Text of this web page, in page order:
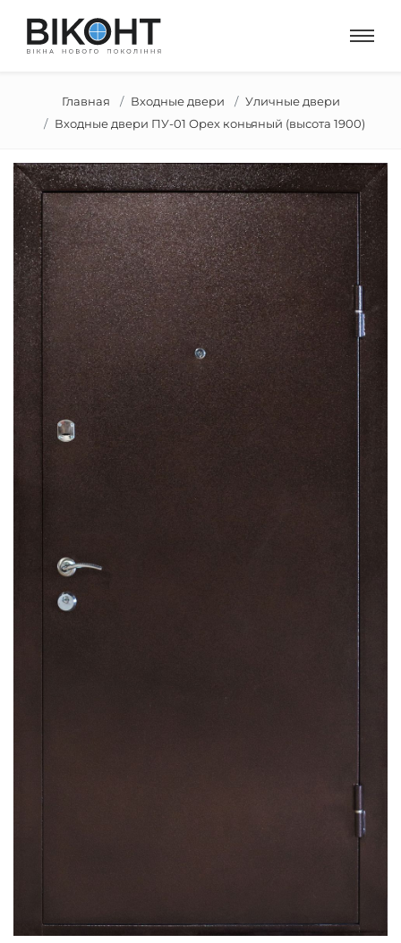
Главная Входные двери
Уличные двери
Входные двери ПУ-01 Орех коньяный (высота 1900)